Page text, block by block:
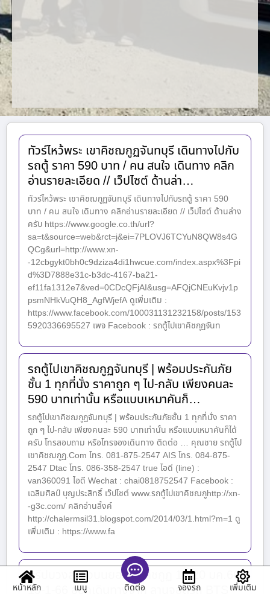
ทัวร์ไหว้พระ เขาคิชฌกูฏจันทบุรี เดินทางไปกับ
รถตู้ ราคา 590 บาท / คน สนใจ เดินทาง คลิก
อ่านรายละเอียด // เว็ปไซต์ ด้านล่า…
ทัวร์ไหว้พระ เขาคิชฌกูฏจันทบุรี เดินทางไปกับรถตู้ ราคา 590
บาท / คน สนใจ เดินทาง คลิกอ่านรายละเอียด // เว็ปไซต์ ด้านล่าง
ครับ https://www.google.co.th/url?
sa=t&source=web&rct=j&ei=7PLOVJ6TCYuN8QW8s4G
QCg&url=http://www.xn-
-12cbgykt0bh0c9dziza4di1hwcue.com/index.aspx%3Fpi
d%3D7888e31c-b3dc-4167-ba21-
ef11fa1312e7&ved=0CDcQFjAI&usg=AFQjCNEuKvjv1p
psmNHkVuQH8_AgfWjefA ดูเพิ่มเติม :
https://www.facebook.com/100031131232158/posts/153
5920336695527 เพจ Facebook : รถตู้ไปเขาคิชกุฏจันท
รถตู้ไปเขาคิชฌกูฏจันทบุรี | พร้อมประกันภัย
ชั้น 1 ทุกที่นั่ง ราคาถูก ๆ ไป-กลับ เพียงคนละ
590 บาทเท่านั้น หรือแบบเหมาคันก็…
รถตู้ไปเขาคิชฌกูฏจันทบุรี | พร้อมประกันภัยชั้น 1 ทุกที่นั่ง ราคา
ถูก ๆ ไป-กลับ เพียงคนละ 590 บาทเท่านั้น หรือแบบเหมาคันก็ได้
ครับ โทรสอบถาม หรือโทรจองเดินทาง ติดต่อ … คุณชาย รถตู้ไป
เขาคิชฌกูฏ.Com โทร. 081-875-2547 AIS โทร. 084-875-
2547 Dtac โทร. 086-358-2547 true ไอดี (line) :
van360091 ไอดี Wechat : chai0818752547 Facebook :
เฉลิมศิลป์ บุญประสิทธิ์ เว๊ปไซต์ www.รถตู้ไปเขาคิชฌกูhttp://xn-
-g3c.com/ คลิกอ่านลิ้งค์
http://chalermsil31.blogspot.com/2014/03/1.html?m=1 ดู
เพิ่มเติม : https://www.fa
ทริปบวงสรวงบนยอดเขาคิชกูฏ 19-20 มค.66
หน้าหลัก เมนู ติดต่อ จองรถ เพิ่มเติม